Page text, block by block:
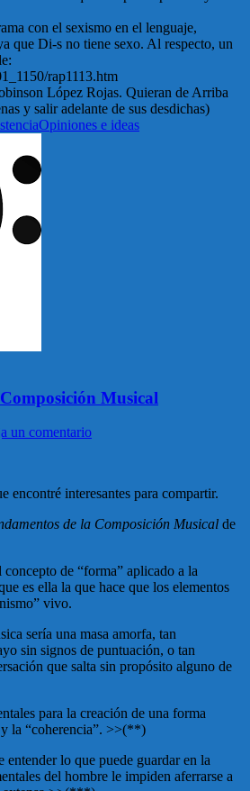
con el sexismo en el lenguaje,
que Di-s no tiene sexo. Al respecto, un
rap1113.htm
López Rojas. Quieran de Arriba
y salir adelante de sus desdichas)
Opiniones e ideas
Musical
un comentario
encontré interesantes para compartir.
de la Composición Musical de
de “forma” aplicado a la
es ella la que hace que los elementos
vivo.
sería una masa amorfa, tan
sin signos de puntuación, o tan
que salta sin propósito alguno de
para la creación de una forma
la “coherencia”. >>(**)
entender lo que puede guardar en la
del hombre le impiden aferrarse a